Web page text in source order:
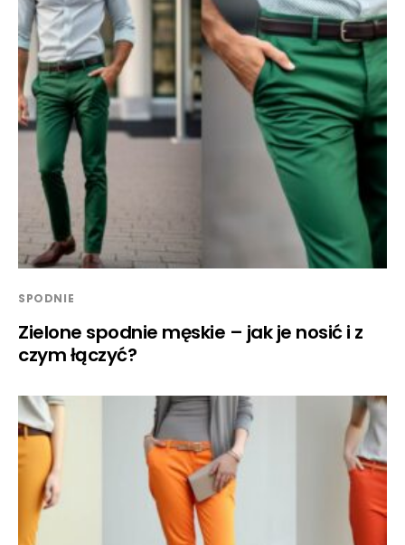
SPODNIE
Zielone spodnie męskie – jak je nosić i z
czym łączyć?